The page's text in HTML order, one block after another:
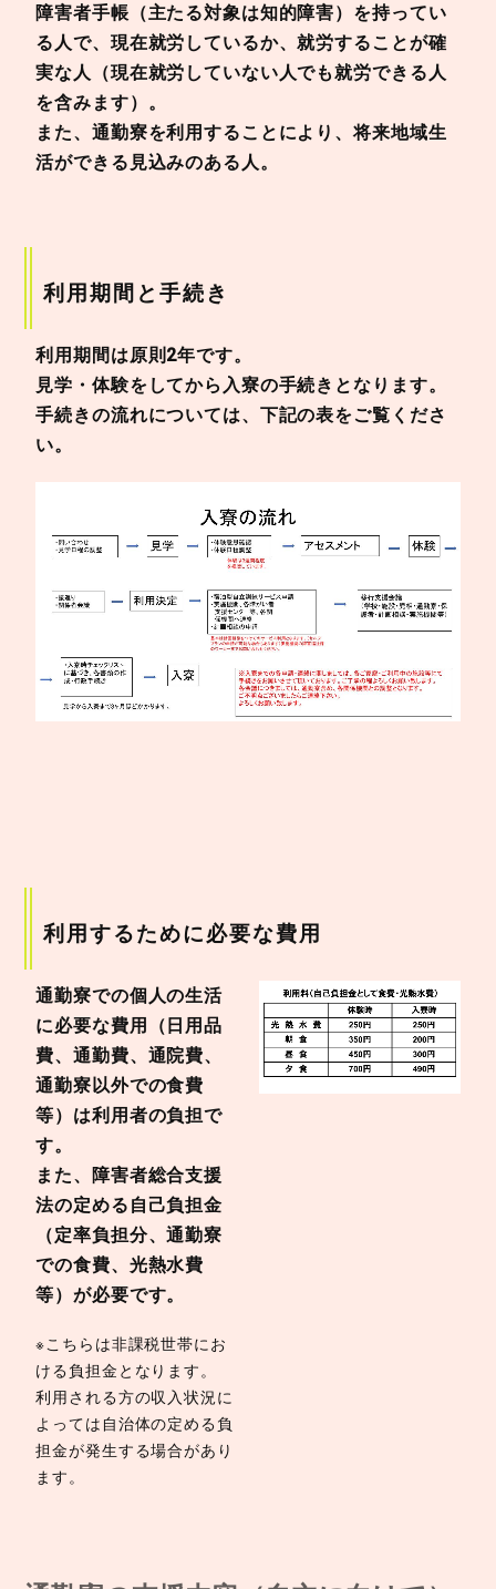
障害者手帳（主たる対象は知的障害）を持ってい
る人で、現在就労しているか、就労することが確
実な人（現在就労していない人でも就労できる人
を含みます）。
また、通勤寮を利用することにより、将来地域生
活ができる見込みのある人。
利用期間と手続き
利用期間は原則2年です。
見学・体験をしてから入寮の手続きとなります。
手続きの流れについては、下記の表をご覧くださ
い。
利用するために必要な費用
通勤寮での個人の生活
に必要な費用（日用品
費、通勤費、通院費、
通勤寮以外での食費
等）は利用者の負担で
す。
また、障害者総合支援
法の定める自己負担金
（定率負担分、通勤寮
での食費、光熱水費
等）が必要です。
※こちらは非課税世帯にお
ける負担金となります。
利用される方の収入状況に
よっては自治体の定める負
担金が発生する場合があり
ます。